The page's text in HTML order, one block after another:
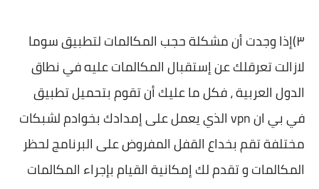
٣)إذا وجدت أن مشكلة حجب المكالمات لتطبيق سوما
لازالت تعرقلك عن إستقبال المكالمات عليه في نطاق
الدول العربية ، فكل ما عليك أن تقوم بتحميل تطبيق
في بي ان vpn الذي يعمل على إمدادك بخوادم لشبكات
مختلفة تقم بخداع القفل المفروض على البرنامج لحظر
المكالمات و تقدم لك إمكانية القيام بإجراء المكالمات